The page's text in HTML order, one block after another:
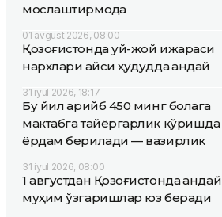
мослаштирмоқда
01 avgust 2026, 08:00
Қозоғистонда уй-жой ижараси
нархлари қайси ҳудудда қандай
31 iyul 2026, 18:17
Бу йил қарийб 450 минг болага
мактабга тайёргарлик кўришда
ёрдам берилади — вазирлик
31 iyul 2026, 08:00
1 августдан Қозоғистонда қандай
муҳим ўзгаришлар юз беради